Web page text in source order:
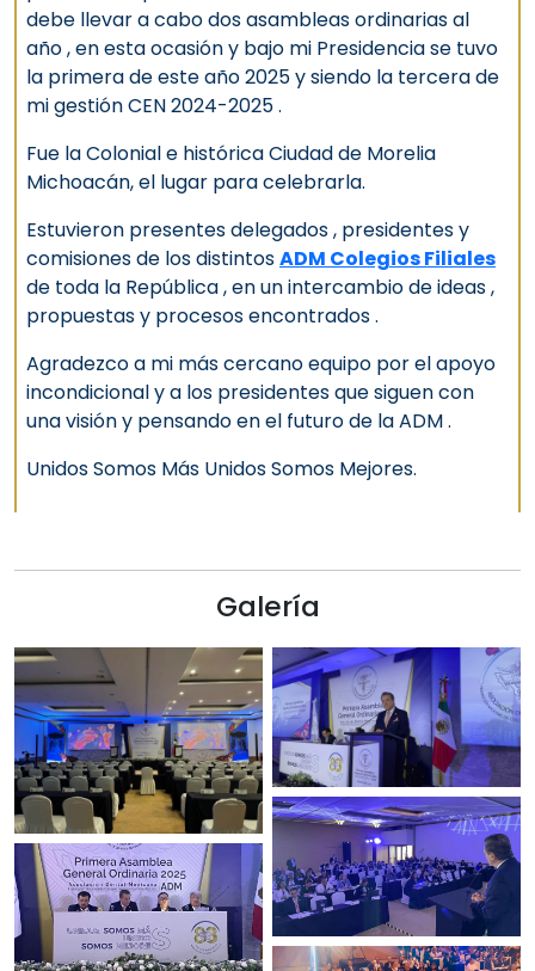
debe llevar a cabo dos asambleas ordinarias al
año , en esta ocasión y bajo mi Presidencia se tuvo
la primera de este año 2025 y siendo la tercera de
mi gestión CEN 2024-2025 .
Fue la Colonial e histórica Ciudad de Morelia
Michoacán, el lugar para celebrarla.
Estuvieron presentes delegados , presidentes y
comisiones de los distintosADM Colegios Filiales
de toda la República , en un intercambio de ideas ,
propuestas y procesos encontrados .
Agradezco a mi más cercano equipo por el apoyo
incondicional y a los presidentes que siguen con
una visión y pensando en el futuro de la ADM .
Unidos Somos Más Unidos Somos Mejores.
Galería